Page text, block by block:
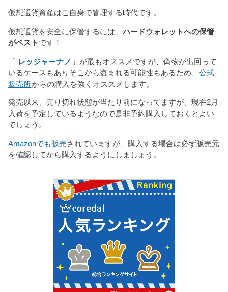
仮想通貨資産はご自身で管理する時代です。
仮想通貨を安全に保管するには、ハードウォレットへの保管
がベスト です！
「 レッジャーナノ 」が最もオススメですが、偽物が出回って
いるケースもありそこから盗まれる可能性もあるため、公式
販売所からの購入を強くオススメします。
発売以来、売り切れ状態が当たり前になってますが、現在2月
入荷を予定しているようなので是非予約購入しておくとよい
でしょう。
Amazonでも販売されていますが、購入する場合は必ず販売元
を確認してから購入するようにしましょう。